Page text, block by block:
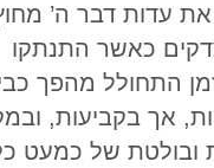
עדות דבר ה’
כאשר התנתקו
באותו הזמן התחולל מהפך
אך בקביעות,
ובולטת של כמעט